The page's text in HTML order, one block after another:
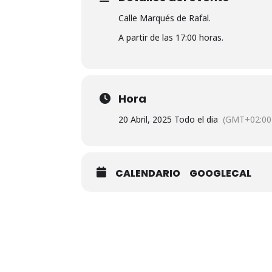
Calle Marqués de Rafal.
A partir de las 17:00 horas.
Hora
20 Abril, 2025 Todo el dia
CALENDARIO GOOGLECAL